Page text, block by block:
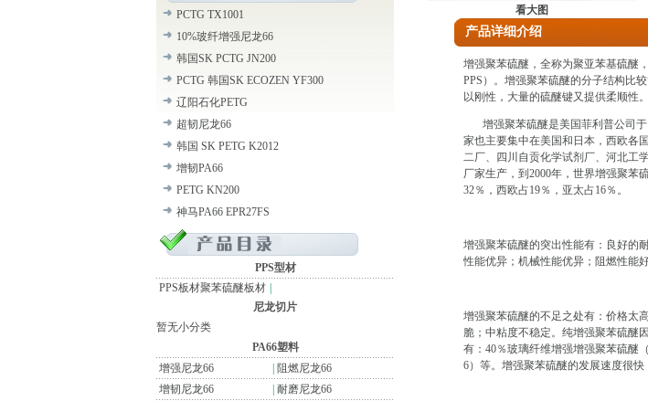
PCTG TX1001
10%玻纤增强尼龙66
韩国SK PCTG JN200
PCTG 韩国SK ECOZEN YF300
辽阳石化PETG
超韧尼龙66
韩国 SK PETG K2012
增韧PA66
PETG KN200
神马PA66 EPR27FS
PPS型材
PPS板材聚苯硫醚板材
尼龙切片
暂无小分类
PA66塑料
增强尼龙66
阻燃尼龙66
增韧尼龙66
耐磨尼龙66
看大图
产品详细介绍
增强聚苯硫醚，全称为聚亚苯基硫醚
PPS）。增强聚苯硫醚的分子结构比
以刚性，大量的硫醚键又提供柔顺性
增强聚苯硫醚是美国菲利普公司于
家也主要集中在美国和日本，西欧各
二厂、四川自贡化学试剂厂、河北工
厂家生产，到2000年，世界增强聚苯
32％，西欧占19％，亚太占16％。
增强聚苯硫醚的突出性能有：良好的
性能优异；机械性能优异；阻燃性能好
增强聚苯硫醚的不足之处有：价格太
脆；中粘度不稳定。纯增强聚苯硫醚
有：40％玻璃纤维增强增强聚苯硫醚
6）等。增强聚苯硫醚的发展速度很快